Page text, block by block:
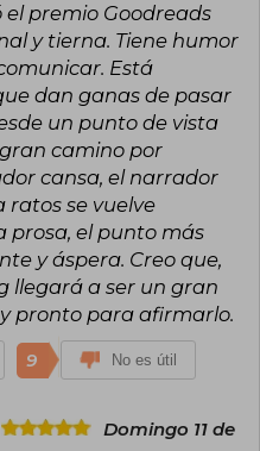
premio Goodreads
y tierna. Tiene humor
Está
dan ganas de pasar
un punto de vista
camino por
cansa, el narrador
ratos se vuelve
prosa, el punto más
y áspera. Creo que,
llegará a ser un gran
pronto para afirmarlo.
9 No es útil
Domingo 11 de